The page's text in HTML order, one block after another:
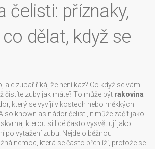
čelisti: příznaky,
dělat, když se
ale zubař říká, že není kaz? Co když se vám
čistíte zuby jak máte? To může být rakovina
který se vyvíjí v kostech nebo měkkých
known as nádor čelisti , it může začít jako
kterou si lidé často vysvětlují jako
po vytažení zubu. Nejde o běžnou
nemoc, která se často přehlíží, protože se